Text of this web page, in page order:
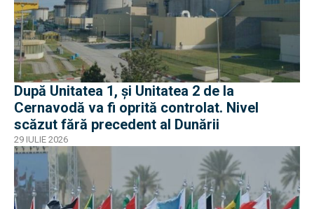
După Unitatea 1, și Unitatea 2 de la
Cernavodă va fi oprită controlat. Nivel
scăzut fără precedent al Dunării
29 IULIE 2026